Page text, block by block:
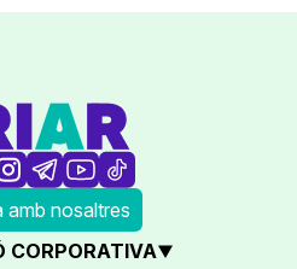
amb nosaltres
CORPORATIVA